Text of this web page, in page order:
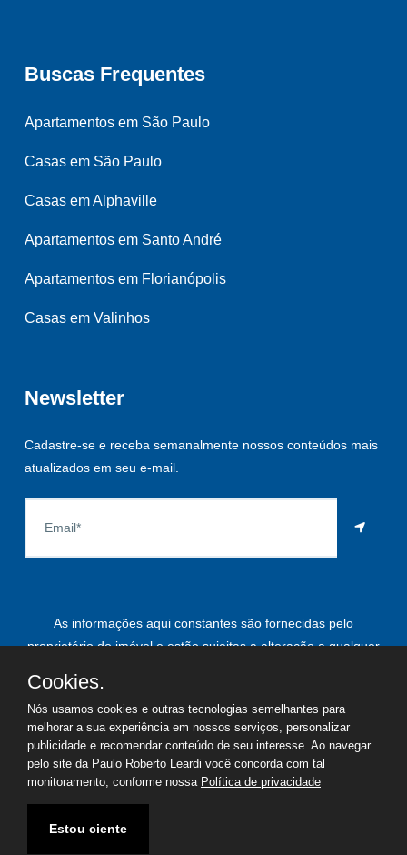
Buscas Frequentes
Apartamentos em São Paulo
Casas em São Paulo
Casas em Alphaville
Apartamentos em Santo André
Apartamentos em Florianópolis
Casas em Valinhos
Newsletter
Cadastre-se e receba semanalmente nossos conteúdos mais
atualizados em seu e-mail.
As informações aqui constantes são fornecidas pelo
proprietário do imóvel e estão sujeitas a alteração a qualquer
©2026Copyright - Paulo Roberto Leardi | Todos os direitos
reservados
Termos de uso
Cookies.
Nós usamos cookies e outras tecnologias semelhantes para
melhorar a sua experiência em nossos serviços, personalizar
publicidade e recomendar conteúdo de seu interesse. Ao navegar
pelo site da Paulo Roberto Leardi você concorda com tal
monitoramento, conforme nossa Política de privacidade
Estou ciente